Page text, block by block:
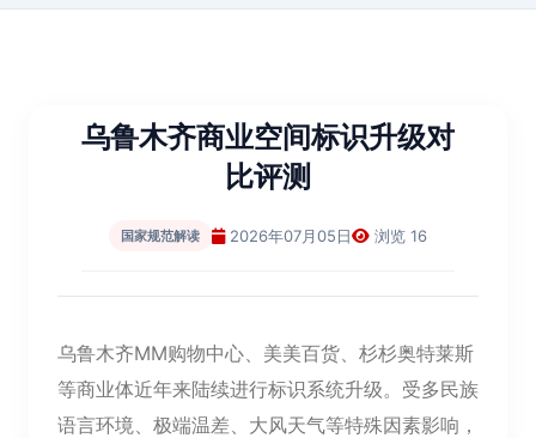
乌鲁木齐商业空间标识升级对
比评测
国家规范解读 2026年07月05日 浏览 16
乌鲁木齐MM购物中心、美美百货、杉杉奥特莱斯
等商业体近年来陆续进行标识系统升级。受多民族
语言环境、极端温差、大风天气等特殊因素影响，